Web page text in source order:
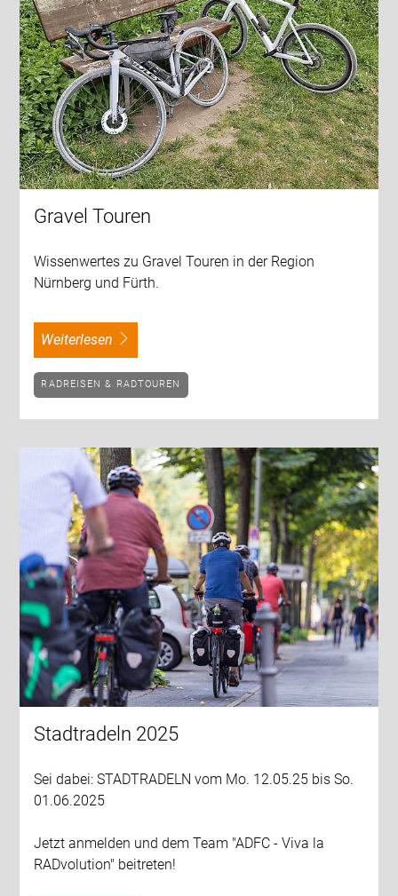
Gravel Touren
Wissenwertes zu Gravel Touren in der Region
Nürnberg und Fürth.
weiterlesen
RADREISEN & RADTOUREN
Stadtradeln 2025
Sei dabei: STADTRADELN vom Mo. 12.05.25 bis So.
01.06.2025
Jetzt anmelden und dem Team "ADFC - Viva la
RADvolution" beitreten!